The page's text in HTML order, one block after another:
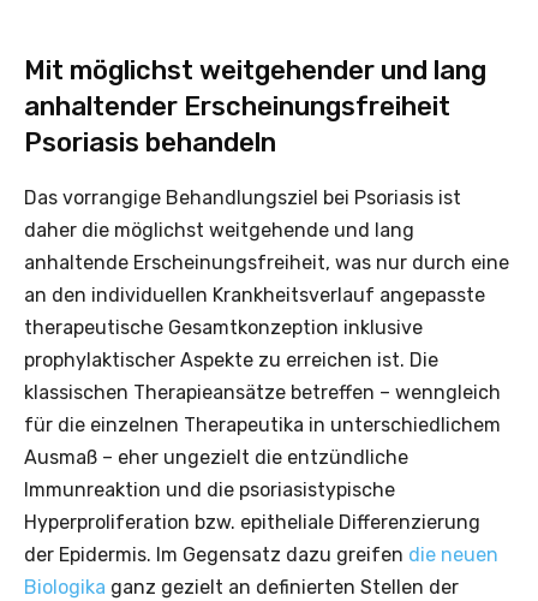
Mit möglichst weitgehender und lang
anhaltender Erscheinungsfreiheit
Psoriasis behandeln
Das vorrangige Behandlungsziel bei Psoriasis ist
daher die möglichst weitgehende und lang
anhaltende Erscheinungsfreiheit, was nur durch eine
an den individuellen Krankheitsverlauf angepasste
therapeutische Gesamtkonzeption inklusive
prophylaktischer Aspekte zu erreichen ist. Die
klassischen Therapieansätze betreffen – wenngleich
für die einzelnen Therapeutika in unterschiedlichem
Ausmaß – eher ungezielt die entzündliche
Immunreaktion und die psoriasistypische
Hyperproliferation bzw. epitheliale Differenzierung
der Epidermis. Im Gegensatz dazu greifen die neuen
Biologika ganz gezielt an definierten Stellen der